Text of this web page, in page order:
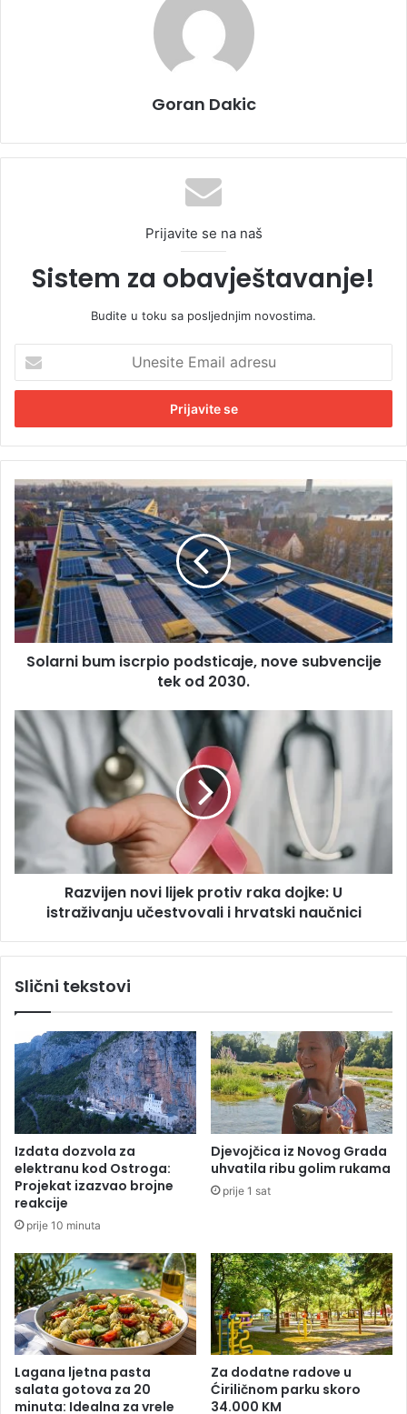
Goran Dakic
Prijavite se na naš
Sistem za obavještavanje!
Budite u toku sa posljednjim novostima.
e
i
t
E
m
a
i
l
a
d
r
S
o
l
a
r
n
b
u
c
r
p
i
o
o
d
s
a
e
o
v
e
s
u
b
v
e
n
i
j
e
t
e
k
o
d
2
0
Solarni bum iscrpio podsticaje, nove subvencije
tek od 2030.
R
a
z
v
i
e
n
j
p
r
o
t
i
r
a
o
j
k
e
:
U
i
s
t
Razvijen novi lijek protiv raka dojke: U
istraživanju učestvovali i hrvatski naučnici
Slični tekstovi
Izdata dozvola za
elektranu kod Ostroga:
Projekat izazvao brojne
reakcije
prije 10 minuta
Djevojčica iz Novog Grada
uhvatila ribu golim rukama
prije 1 sat
Lagana ljetna pasta
salata gotova za 20
minuta: Idealna za vrele
Za dodatne radove u
Ćiriličnom parku skoro
34.000 KM